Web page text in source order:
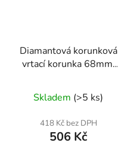
Diamantová korunková
vrtací korunka 68mm,
Skladem (>5 ks)
418 Kč bez DPH
506 Kč